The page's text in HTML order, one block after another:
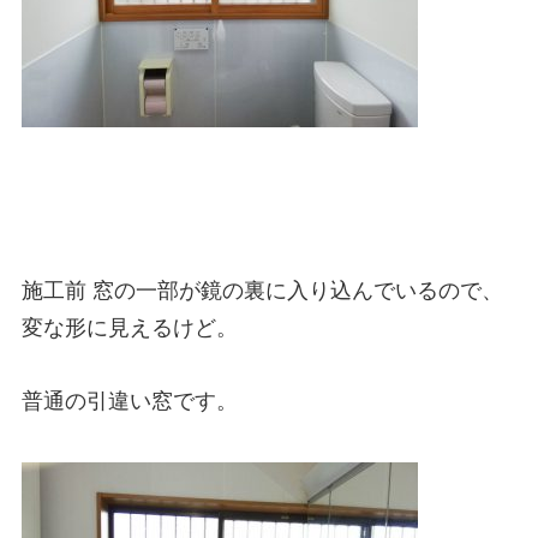
施工前 窓の一部が鏡の裏に入り込んでいるので、
変な形に見えるけど。
普通の引違い窓です。